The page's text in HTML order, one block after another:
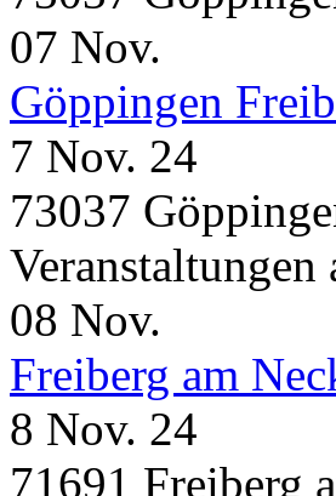
07 Nov.
Göppingen
7 Nov. 24
73037
08 Nov.
Freiberg am
8 Nov. 24
71691 Freiberg